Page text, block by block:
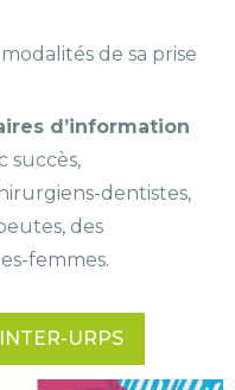
de sa prise
d’information
succès,
dentistes,
des
femmes.
URPS